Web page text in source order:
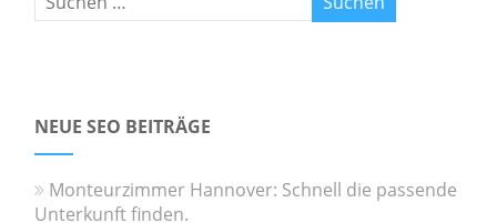
NEUE SEO BEITRÄGE
Monteurzimmer Hannover: Schnell die passende
Unterkunft finden.